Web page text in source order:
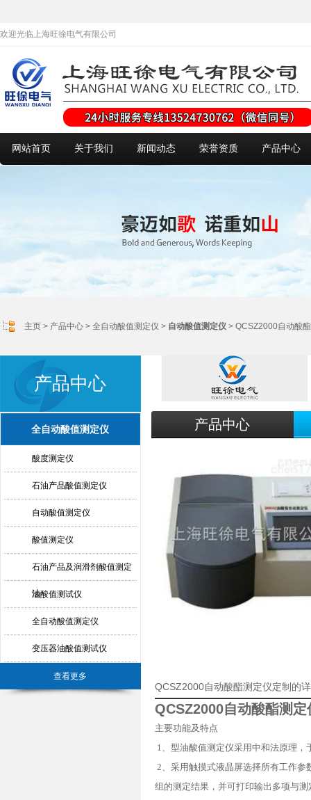
欢迎光临上海旺徐电气有限公司
网站首页 关于我们 新闻动态 荣誉资质 产品中心
主页 > 产品中心 > 全自动酸值测定仪 > 自动酸值测定仪 > QCSZ2000自动酸
产品中心
全自动酸值测定仪
酸度测定仪
石油产品酸值测定仪
自动酸值测定仪
酸值测定仪
石油产品及润滑剂酸值测定
法
油酸值测试仪
全自动酸值测定仪
变压器油酸值测试仪
查看更多
产品中心
QCSZ2000自动酸酯测定仪定制的
QCSZ2000自动酸酯测定
主要功能及特点
1、型油酸值测定仪采用中和法原理
2、采用触摸式液晶屏选择所有工作
组的测定结果，并可打印输出多项与